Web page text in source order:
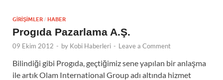
GIRIŞIMLER / HABER
Progıda Pazarlama A.Ş.
09 Ekim 2012 - by Kobi Haberleri - Leave a Comment
Bilindiği gibi Progıda, geçtiğimiz sene yapılan bir anlaşma
ile artık Olam International Group adı altında hizmet